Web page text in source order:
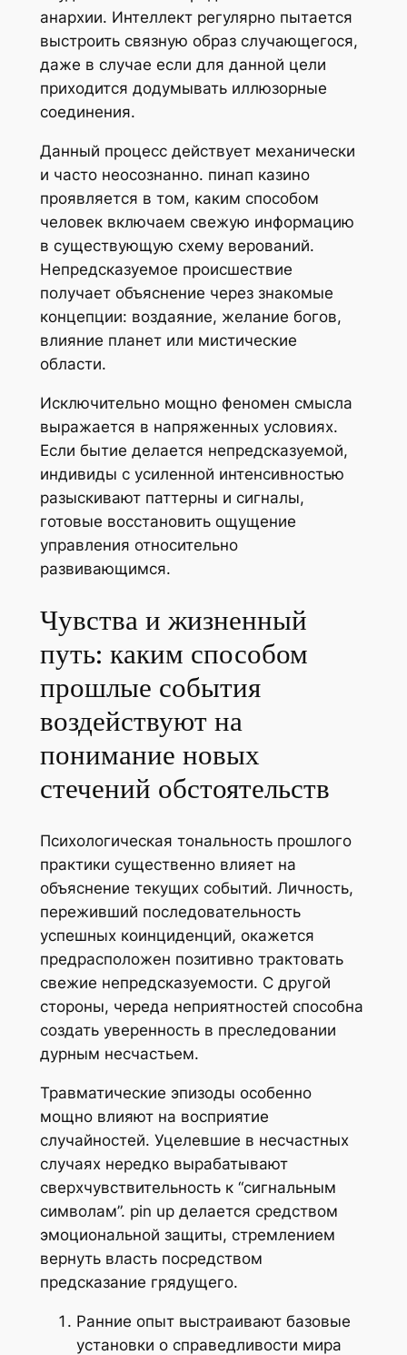
анархии. Интеллект регулярно пытается
выстроить связную образ случающегося,
даже в случае если для данной цели
приходится додумывать иллюзорные
соединения.
Данный процесс действует механически
и часто неосознанно. пинап казино
проявляется в том, каким способом
человек включаем свежую информацию
в существующую схему верований.
Непредсказуемое происшествие
получает объяснение через знакомые
концепции: воздаяние, желание богов,
влияние планет или мистические
области.
Исключительно мощно феномен смысла
выражается в напряженных условиях.
Если бытие делается непредсказуемой,
индивиды с усиленной интенсивностью
разыскивают паттерны и сигналы,
готовые восстановить ощущение
управления относительно
развивающимся.
Чувства и жизненный
путь: каким способом
прошлые события
воздействуют на
понимание новых
стечений обстоятельств
Психологическая тональность прошлого
практики существенно влияет на
объяснение текущих событий. Личность,
переживший последовательность
успешных коинциденций, окажется
предрасположен позитивно трактовать
свежие непредсказуемости. С другой
стороны, череда неприятностей способна
создать уверенность в преследовании
дурным несчастьем.
Травматические эпизоды особенно
мощно влияют на восприятие
случайностей. Уцелевшие в несчастных
случаях нередко вырабатывают
сверхчувствительность к “сигнальным
символам”. pin up делается средством
эмоциональной защиты, стремлением
вернуть власть посредством
предсказание грядущего.
Ранние опыт выстраивают базовые
установки о справедливости мира